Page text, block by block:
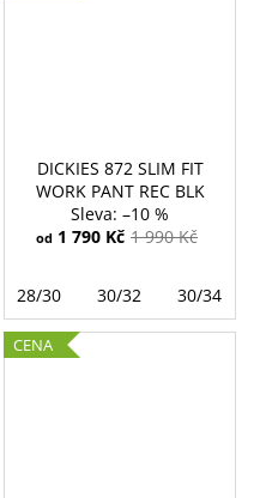
DICKIES 872 SLIM FIT
WORK PANT REC BLK
–10 %
od 1 790 Kč 1 990 Kč
28/30 30/32 30/34
CENA